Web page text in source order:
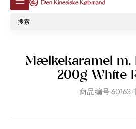
Mælkekaramel m.
200g White
商品编号60163